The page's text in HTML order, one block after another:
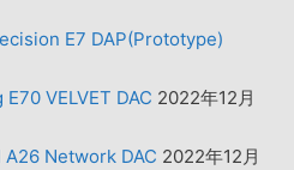
E7 DAP(Prototype)
VELVET DAC 2022年12月
Network DAC 2022年12月